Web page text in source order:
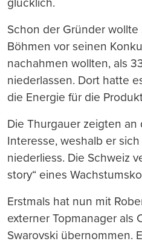
Schon der Gründer
Böhmen vor seinen
nachahmen wollten, als
niederlassen. Dort hatte
die Energie für die
Die Thurgauer zeigten
Interesse, weshalb er
niederliess. Die Schweiz
story“ eines
Erstmals hat nun mit
externer Topmanager als
Swarovski übernommen.